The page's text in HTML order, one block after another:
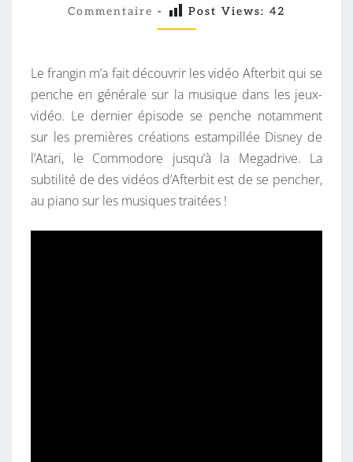
R
B
T
E
T
L
A
M
U
A
I
R
E
Commentaire - Post Views: 42
Le frangin m’a fait découvrir les vidéo Afterbit qui se
penche en générale sur la musique dans les jeux-
vidéo. Le dernier épisode se penche notamment
sur les premières créations estampillée Disney de
l’Atari, le Commodore jusqu’à la Megadrive. La
subtilité de des vidéos d’Afterbit est de se pencher,
au piano sur les musiques traitées !